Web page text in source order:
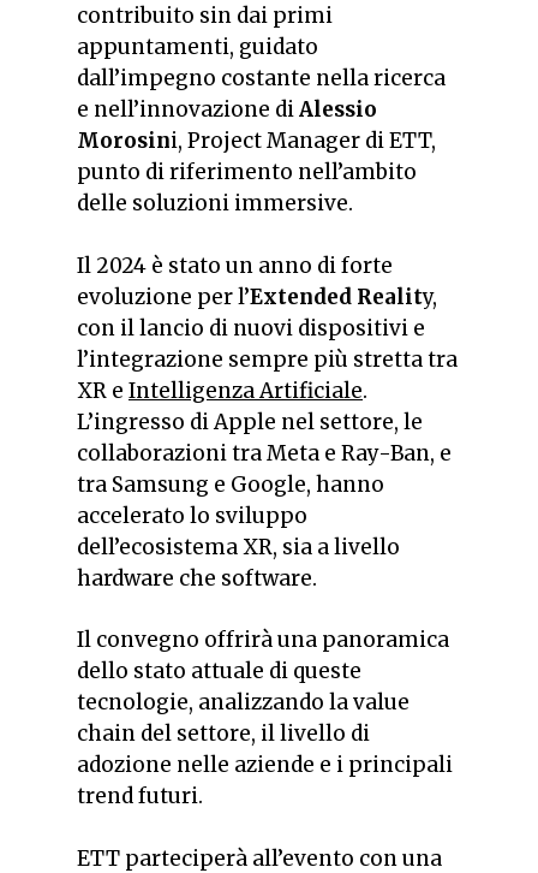
contribuito sin dai primi
appuntamenti, guidato
dall’impegno costante nella ricerca
e nell’innovazione diAlessio
Morosini, Project Manager di ETT,
punto di riferimento nell’ambito
delle soluzioni immersive.
Il 2024 è stato un anno di forte
evoluzione per l’Extended Reality,
con il lancio di nuovi dispositivi e
l’integrazione sempre più stretta tra
XR e Intelligenza Artificiale.
L’ingresso di Apple nel settore, le
collaborazioni tra Meta e Ray-Ban, e
tra Samsung e Google, hanno
accelerato lo sviluppo
dell’ecosistema XR, sia a livello
hardware che software.
Il convegno offrirà una panoramica
dello stato attuale di queste
tecnologie, analizzando la value
chain del settore, il livello di
adozione nelle aziende e i principali
trend futuri.
ETT parteciperà all’evento con una